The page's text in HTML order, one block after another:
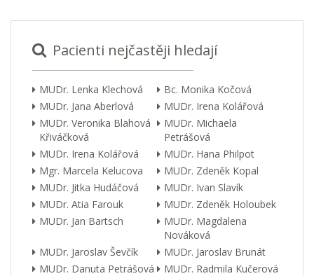
Pacienti nejčastěji hledají
MUDr. Lenka Klechová
Bc. Monika Kočová
MUDr. Jana Aberlová
MUDr. Irena Kolářová
MUDr. Veronika Blahová
Křiváčková
MUDr. Michaela
Petrášová
MUDr. Irena Kolářová
MUDr. Hana Philpot
Mgr. Marcela Kelucova
MUDr. Zdeněk Kopal
MUDr. Jitka Hudáčová
MUDr. Ivan Slavík
MUDr. Atia Farouk
MUDr. Zdeněk Holoubek
MUDr. Jan Bartsch
MUDr. Magdalena
Nováková
MUDr. Jaroslav Ševčík
MUDr. Jaroslav Brunát
MUDr. Danuta Petrášová
MUDr. Radmila Kučerová